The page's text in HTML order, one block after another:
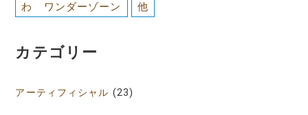
わ ワンダーゾーン 他
カテゴリー
アーティフィシャル (23)